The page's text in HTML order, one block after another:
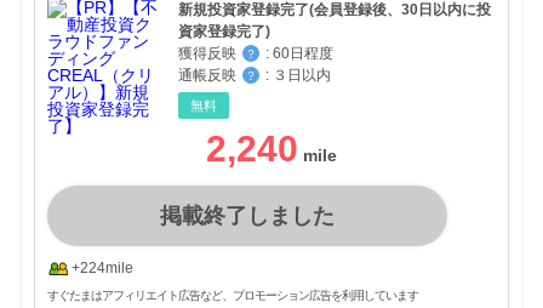
新規投資家登録完了(会員登録後、30日以内に投
資家登録完了)
獲得反映
？ : 60日程度
通帳反映
？ : ３日以内
無料
2,240
掲載終了しました
+224mile
すぐたまはアフィリエイト広告など、プロモーション広告を利用しています